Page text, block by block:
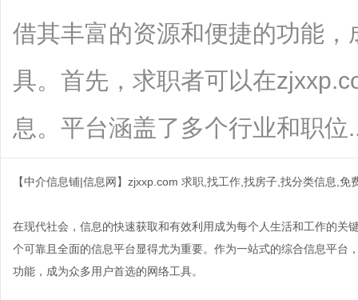
借其丰富的资源和便捷的功能
具。首先，求职者可以在
息。平台涵盖了多个行业和职位
【中介信息铺|信息网】zjxxp.com 求职,找工作,找房子,找分类信息,免
在现代社会，信息的快速获取和有效利用成为每个人生活和工作的关
个可靠且全面的信息平台显得尤为重要。作为一站式的综合信息平
功能，成为众多用户首选的网络工具。